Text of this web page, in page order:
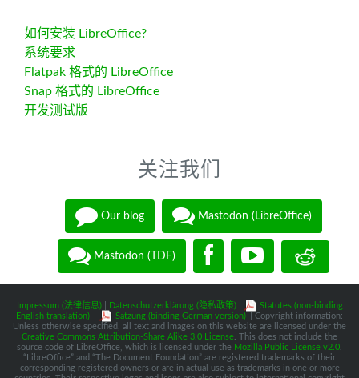
如何安装 LibreOffice?
系统要求
Flatpak 格式的 LibreOffice
Snap 格式的 LibreOffice
开发测试版
关注我们
Our blog Mastodon (LibreOffice)
Mastodon (TDF)
Impressum (法律信息)| Datenschutzerklärung (隐私政策)|
Statutes (non-binding
English translation) - Satzung (binding German version)
| Copyright information:
Unless otherwise specified, all text and images on this website are licensed under the
Creative Commons Attribution-Share Alike 3.0 License . This does not include the
source code of LibreOffice, which is licensed under the Mozilla Public License v2.0
“LibreOffice” and “The Document Foundation” are registered trademarks of their
corresponding registered owners or are in actual use as trademarks in one or more